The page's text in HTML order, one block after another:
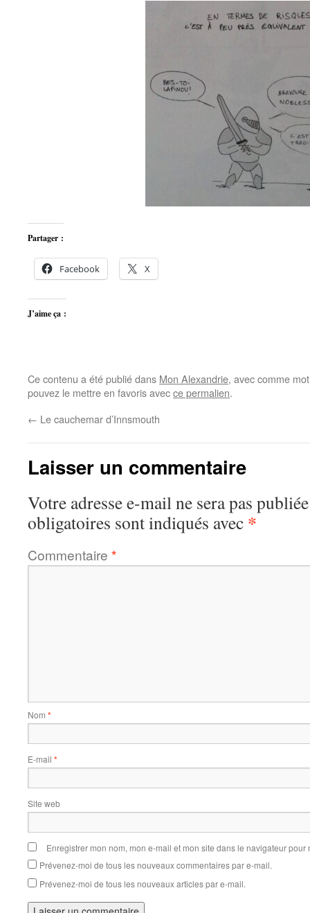
Partager :
Facebook X
J’aime ça :
Ce contenu a été publié dans Mon Alexandrie, avec comme
pouvez le mettre en favoris avecce permalien.
← Le cauchemar d’Innsmouth
Laisser un commentaire
Votre adresse e-mail ne sera pas
obligatoires sont indiqués avec *
Commentaire *
Nom *
E-mail *
Site web
Enregistrer mon nom, mon e-mail et mon site dans le navigateur
Prévenez-moi de tous les nouveaux commentaires par e-mail.
Prévenez-moi de tous les nouveaux articles par e-mail.